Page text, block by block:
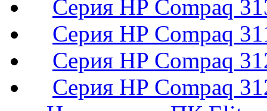
Серия HP Compaq
Серия HP Compaq
Серия HP Compaq
Серия HP Compaq